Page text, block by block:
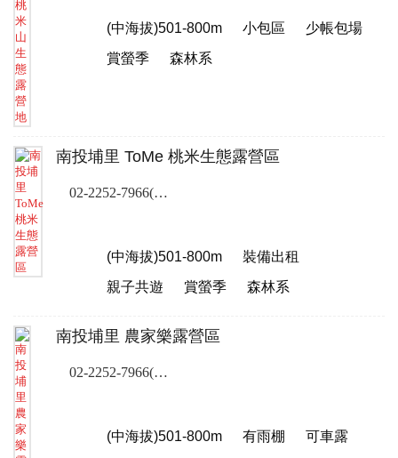
(中海拔)501-800m 小包區
少帳包場
賞螢季
森林系
南投埔里 ToMe 桃米生態露營區
02-2252-7966(露營樂訂位專線)
(中海拔)501-800m
裝備出租
親子共遊
賞螢季 森林系
南投埔里 農家樂露營區
02-2252-7966(露營樂訂位專線)
(中海拔)501-800m 有雨棚
可車露